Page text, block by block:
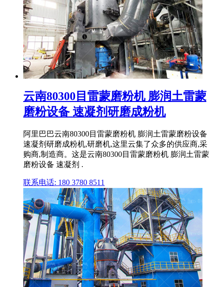
云南80300目雷蒙磨粉机 膨润土雷蒙
磨粉设备 速凝剂研磨成粉机
阿里巴巴云南80300目雷蒙磨粉机 膨润土雷蒙磨粉设备
速凝剂研磨成粉机,研磨机,这里云集了众多的供应商,采
购商,制造商。这是云南80300目雷蒙磨粉机 膨润土雷蒙
磨粉设备 速凝剂 .
联系电话: 180 3780 8511